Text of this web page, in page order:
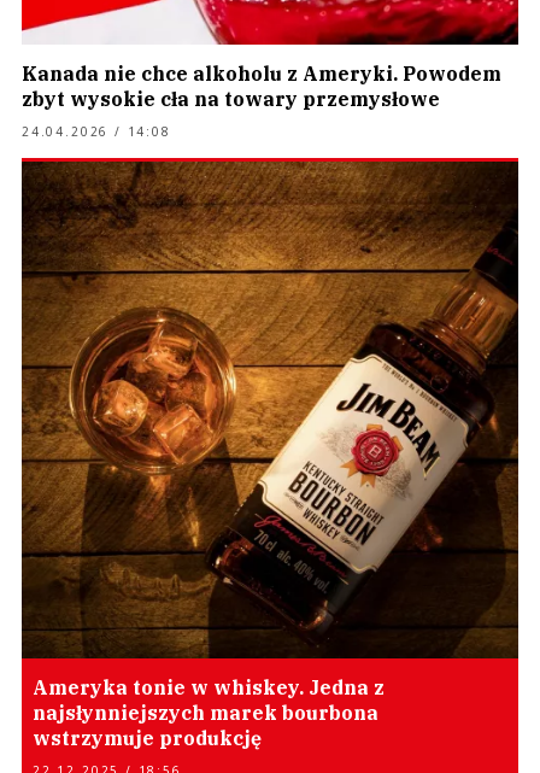
Kanada nie chce alkoholu z Ameryki. Powodem
zbyt wysokie cła na towary przemysłowe
24.04.2026 / 14:08
Ameryka tonie w whiskey. Jedna z
najsłynniejszych marek bourbona
wstrzymuje produkcję